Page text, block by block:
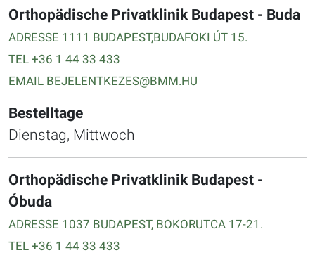
Orthopädische Privatklinik Budapest - Buda
ADRESSE 1111 BUDAPEST,BUDAFOKI ÚT 15.
TEL +36 1 44 33 433
EMAIL BEJELENTKEZES@BMM.HU
Bestelltage
Dienstag, Mittwoch
Orthopädische Privatklinik Budapest -
Óbuda
ADRESSE 1037 BUDAPEST, BOKORUTCA 17-21.
TEL +36 1 44 33 433